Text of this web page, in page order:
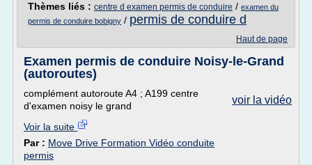
Thèmes liés : centre d examen permis de conduire / examen du
permis de conduire bobigny / permis de conduire d
Haut de page
Examen permis de conduire Noisy-le-Grand
(autoroutes)
voir la vidéo
complément autoroute A4 ; A199 centre
d'examen noisy le grand
Voir la suite
Par : Move Drive Formation Vidéo conduite
permis